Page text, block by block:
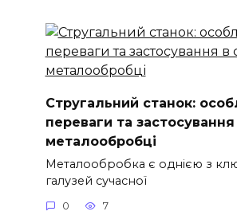
Стругальний станок:
переваги та застосування
металообробці
Металообробка є однією з
галузей сучасної
0 7